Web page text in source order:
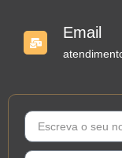
Email